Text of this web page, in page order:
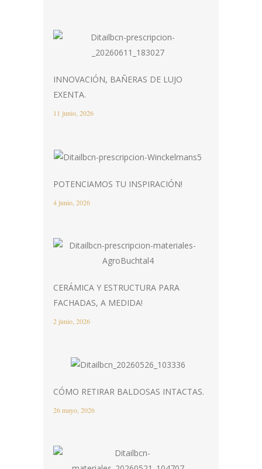
INNOVACIÓN, BAÑERAS DE LUJO
EXENTA.
11 junio, 2026
POTENCIAMOS TU INSPIRACIÓN!
4 junio, 2026
CERÁMICA Y ESTRUCTURA PARA
FACHADAS, A MEDIDA!
2 junio, 2026
CÓMO RETIRAR BALDOSAS INTACTAS.
26 mayo, 2026